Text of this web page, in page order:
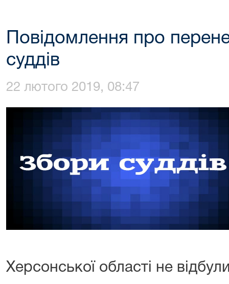
Повідомлення про
суддів
22 лютого 2019, 08:47
Херсонської області не